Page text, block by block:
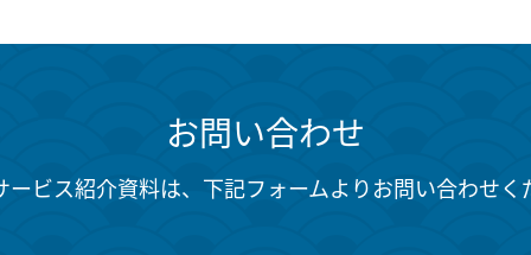
お問い合わせ
ービス紹介資料は、下記フォームよりお問い合わせく